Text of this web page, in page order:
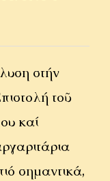
στήν
τοῦ
καί
σημαντικά,